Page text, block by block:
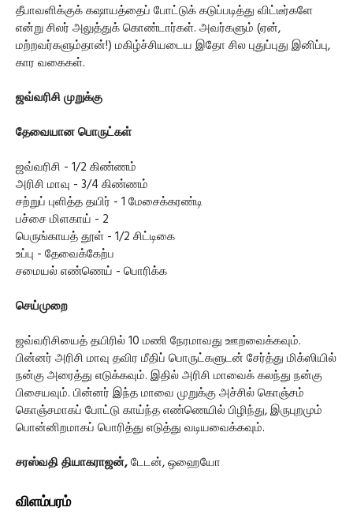
தீபாவளிக்குக் கஷாயத்தைப் போட்டுக் கடுப்படித்து விட்டீர்களே
என்று சிலர் அலுத்துக் கொண்டார்கள். அவர்களும் (ஏன்,
மற்றவர்களும்தான்!) மகிழ்ச்சியடைய இதோ சில புதுப்புது இனிப்பு,
கார வகைகள்.
ஜவ்வரிசி முறுக்கு
தேவையான பொருட்கள்
ஜவ்வரிசி - 1/2 கிண்ணம்
அரிசி மாவு - 3/4 கிண்ணம்
சற்றுப் புளித்த தயிர் - 1 மேசைக்கரண்டி
பச்சை மிளகாய் - 2
பெருங்காயத் தூள் - 1/2 சிட்டிகை
உப்பு - தேவைக்கேற்ப
சமையல் எண்ணெய் - பொரிக்க
செய்முறை
ஜவ்வரிசியைத் தயிரில் 10 மணி நேரமாவது ஊறவைக்கவும்.
பின்னர் அரிசி மாவு தவிர மீதிப் பொருட்களுடன் சேர்த்து மிக்ஸியில்
நன்கு அரைத்து எடுக்கவும். இதில் அரிசி மாவைக் கலந்து நன்கு
பிசையவும். பின்னர் இந்த மாவை முறுக்கு அச்சில் கொஞ்சம்
கொஞ்சமாகப் போட்டு காய்ந்த எண்ணெயில் பிழிந்து, இருபுறமும்
பொன்னிறமாகப் பொரித்து எடுத்து வடியவைக்கவும்.
சரஸ்வதி தியாகராஜன்,டேடன், ஒஹையோ
விளம்பரம்